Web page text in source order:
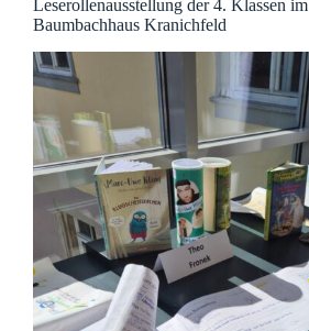
Leserollenausstellung der 4. Klassen im
Baumbachhaus Kranichfeld